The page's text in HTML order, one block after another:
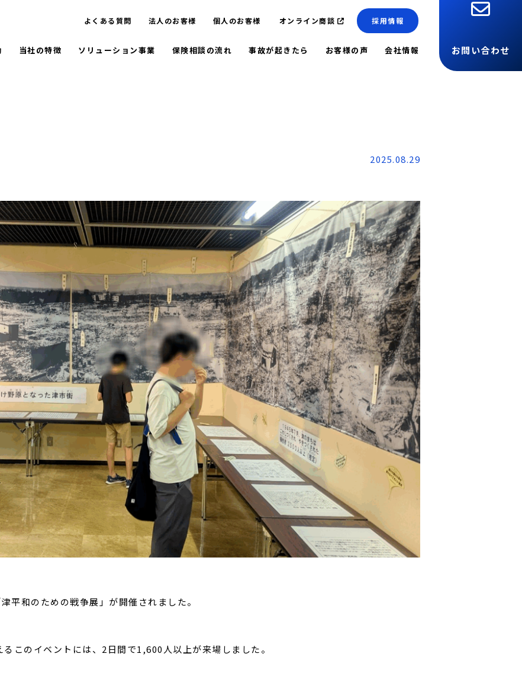
よくある質問 法人のお客様 個人のお客様 オンライン商談 採用情報
当社の特徴 ソリューション事業 保険相談の流れ 事故が起きたら お客様の声 会社情報 お問い合わせ
2025.08.29
平和のための戦争展」が開催されました。
このイベントには、2日間で1,600人以上が来場しました。